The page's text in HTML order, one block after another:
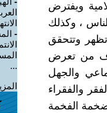
ويفترض
، وكذلك
وتتحقق
من تعرض
والجهل
والفقراء
الفخمة
-
...